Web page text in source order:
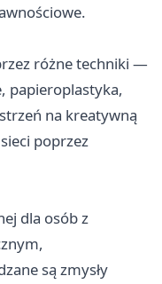
różne techniki —
papieroplastyka,
na kreatywną
poprzez
dla osób z
są zmysły